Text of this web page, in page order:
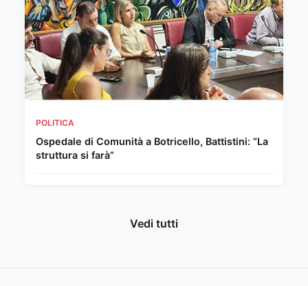
POLITICA
Ospedale di Comunità a Botricello, Battistini: “La
struttura si farà”
Vedi tutti